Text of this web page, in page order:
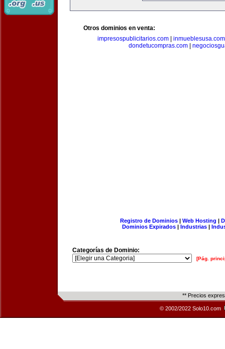
Otros dominios en venta:
impresospublicitarios.com
inmueblesusa.com
dondetucompras.com|
Registro de Dominios| Web Hosting |
Dominios Expirados | Industrias |
Categorías de Dominio:
[Pág.
** Precios
© 2002/2022 Solo10.com